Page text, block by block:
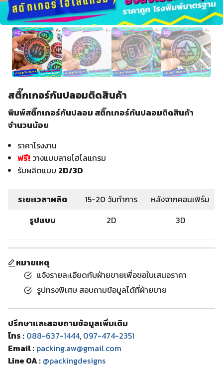
สติ๊กเกอร์กันปลอมติดสินค้า
พิมพ์สติ๊กเกอร์กันปลอม สติ๊กเกอร์กันปลอมติดสินค้า
จำนวนน้อย
ราคาโรงงาน
ฟรี! วางแบบลายโฮโลแกรม
รับผลิตแบบ 2D/3D
ระยะเวลาผลิต 15-20 วันทำการ
หลังจากคอนเฟิร์ม
รูปแบบ
2D 3D
หมายเหตุ
แจ้งรายละเอียดกับฝ่ายขายเพื่อขอใบเสนอราคา
รูปทรงพิเศษ สอบถามข้อมูลได้ที่ฝ่ายขาย
ปรึกษาและสอบถามข้อมูลเพิ่มเติม
โทร : 088-637-1444, 097-474-2351
Email : packing.aw@gmail.com
Line OA : @packingdesigns